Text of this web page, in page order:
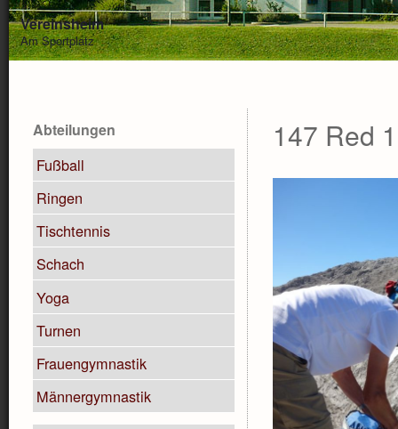
Vereinsheim
Am Sportplatz
Abteilungen
Fußball
Ringen
Tischtennis
Schach
Yoga
Turnen
Frauengymnastik
Männergymnastik
147 Red 1